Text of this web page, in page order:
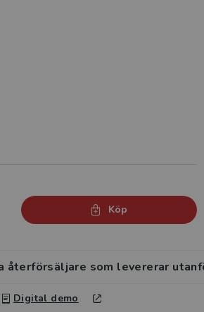
Köp
återförsäljare som levererar
Digital demo